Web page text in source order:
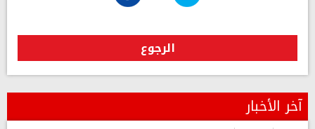
الرجوع
آخر الأخبار